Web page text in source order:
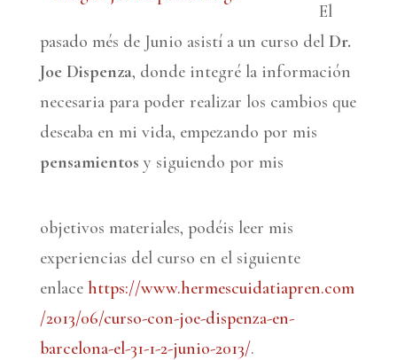
El
pasado més de Junio asistí a un curso delDr.
Joe Dispenza, donde integré la información
necesaria para poder realizar los cambios que
deseaba en mi vida, empezando por mis
pensamientos y siguiendo por mis
objetivos materiales, podéis leer mis
experiencias del curso en el siguiente
enlace https://www.hermescuidatiapren.com
/2013/06/curso-con-joe-dispenza-en-
barcelona-el-31-1-2-junio-2013/.